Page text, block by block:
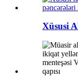
Xüsusi